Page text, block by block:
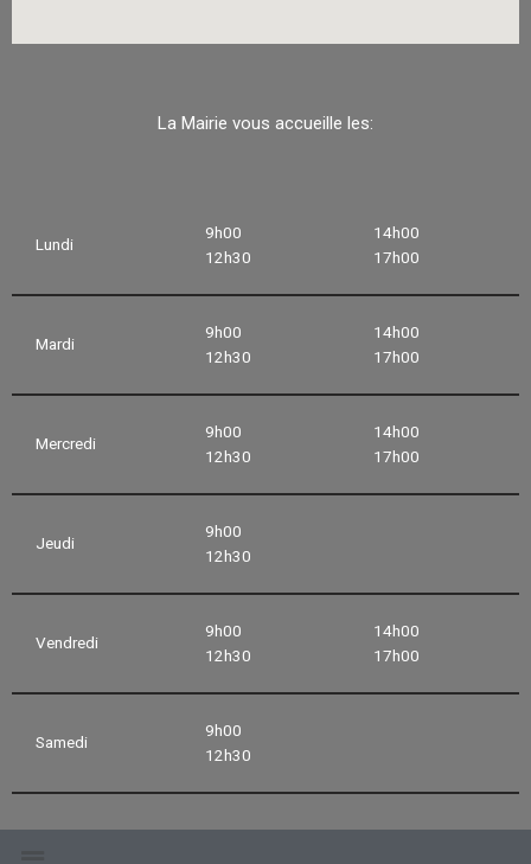
La Mairie vous accueille les:
Lundi
9h00
12h30
14h00
17h00
Mardi
9h00
12h30
14h00
17h00
Mercredi
9h00
12h30
14h00
17h00
Jeudi
9h00
12h30
Vendredi
9h00
12h30
14h00
17h00
Samedi
9h00
12h30